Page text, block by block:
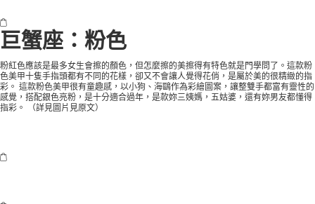
巨蟹座：粉色
粉紅色應該是最多女生會擦的顏色，但怎麼擦的美擦得有特色就是門學問了。這款粉
色美甲十隻手指頭都有不同的花樣，卻又不會讓人覺得花俏，是屬於美的很精緻的指
彩。 這款粉色美甲很有童趣感，以小狗、海鷗作為彩繪圖案，讓整雙手都富有靈性的
感覺，搭配銀色亮粉，是十分適合過年，是款妳三姨媽，五姑婆，還有妳男友都懂得
指彩。 （詳見圖片見原文）